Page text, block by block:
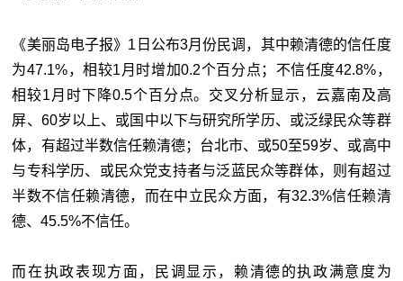
《美丽岛电子报》1日公布3月份民调，其中赖清德的信任度
为47.1%，相较1月时增加0.2个百分点；不信任度42.8%，
相较1月时下降0.5个百分点。交叉分析显示，云嘉南及高
屏、60岁以上、或国中以下与研究所学历、或泛绿民众等群
体，有超过半数信任赖清德；台北市、或50至59岁、或高中
与专科学历、或民众党支持者与泛蓝民众等群体，则有超过
半数不信任赖清德，而在中立民众方面，有32.3%信任赖清
德、45.5%不信任。
而在执政表现方面，民调显示，赖清德的执政满意度为